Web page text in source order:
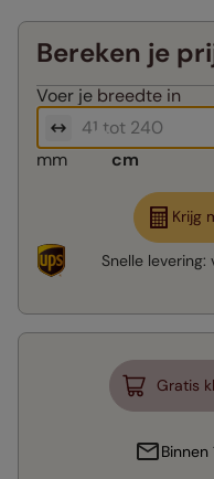
Bereken je
Voer je breedte in
mm cm
Krijg
Snelle levering:
Gratis
Binnen